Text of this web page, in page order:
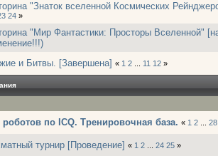
"Знаток вселенной Космических
24 »
"Мир Фантастики: Просторы Вселенной"
и Битвы. [Завершена] « 1 2 11 12 »
роботов по ICQ. Тренировочная база. « 1 2 28
турнир [Проведение] « 1 2 24 25 »